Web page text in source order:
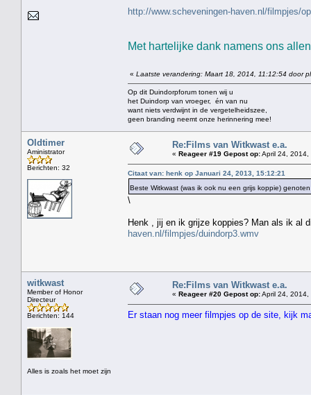
http://www.scheveningen-haven.nl/filmpjes/
Met hartelijke dank namens ons
« Laatste verandering: Maart 18, 2014, 11:12:54 door
Op dit Duindorpforum tonen wij u
het Duindorp van vroeger, én van nu
want niets verdwijnt in de vergetelheidszee,
geen branding neemt onze herinnering mee!
Oldtimer
Aministrator
Berichten: 32
Re:Films van Witkwast e.a.
« Reageer #19 Gepost op:April 24,
Citaat van: henk op Januari 24, 2013, 15:12:21
Beste Witkwast (was ik ook nu een grijs koppie)
\
Henk , jij en ik grijze koppies? Man als ik al
haven.nl/filmpjes/duindorp3.wmv
witkwast
Member of Honor
Directeur
Berichten: 144
Alles is zoals het moet zijn
Re:Films van Witkwast e.a.
« Reageer #20 Gepost op:April 24,
Er staan nog meer filmpjes op de site, kijk